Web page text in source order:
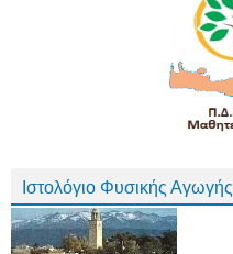
Ιστολόγιο Φυσικής Αγωγής